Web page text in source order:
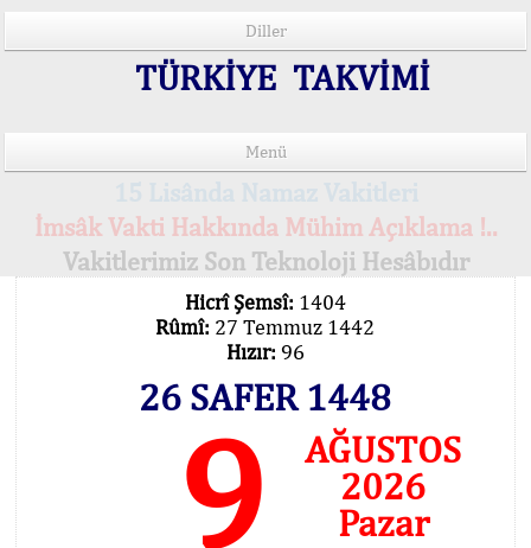
Diller
TÜRKİYE TAKVİMİ
Menü
İmsâk Vakti Hakkında Mühim Açıklama !..
Vakitlerimiz Son Teknoloji Hesâbıdır
Hicrî Şemsî: 1404
Rûmî: 27 Temmuz 1442
Hızır: 96
26 SAFER 1448
9
AĞUSTOS
2026
Pazar